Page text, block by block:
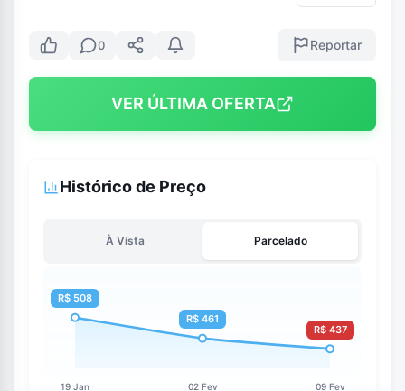
0 Reportar
VER ÚLTIMA OFERTA
Histórico de Preço
À Vista Parcelado